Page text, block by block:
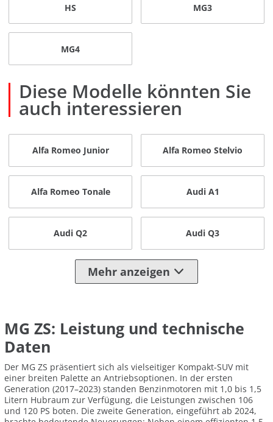
HS MG3
MG4
Diese Modelle könnten Sie
auch interessieren
Alfa Romeo Junior Alfa Romeo Stelvio
Alfa Romeo Tonale Audi A1
Audi Q2 Audi Q3
Mehr anzeigen
MG ZS: Leistung und technische
Daten
Der MG ZS präsentiert sich als vielseitiger Kompakt-SUV mit
einer breiten Palette an Antriebsoptionen. In der ersten
Generation (2017–2023) standen Benzinmotoren mit 1,0 bis 1,5
Litern Hubraum zur Verfügung, die Leistungen zwischen 106
und 120 PS boten. Die zweite Generation, eingeführt ab 2024,